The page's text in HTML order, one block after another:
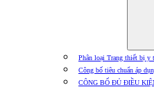
Phân loại Trang thiết bị y
Công bố tiêu chuẩn áp
CÔNG BỐ ĐỦ ĐIỀU